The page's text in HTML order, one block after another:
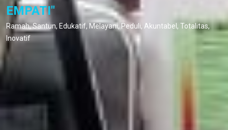
EMPATI"
Ramah, Santun, Edukatif, Melayani, Peduli, Akuntabel, Totalitas,
Inovatif